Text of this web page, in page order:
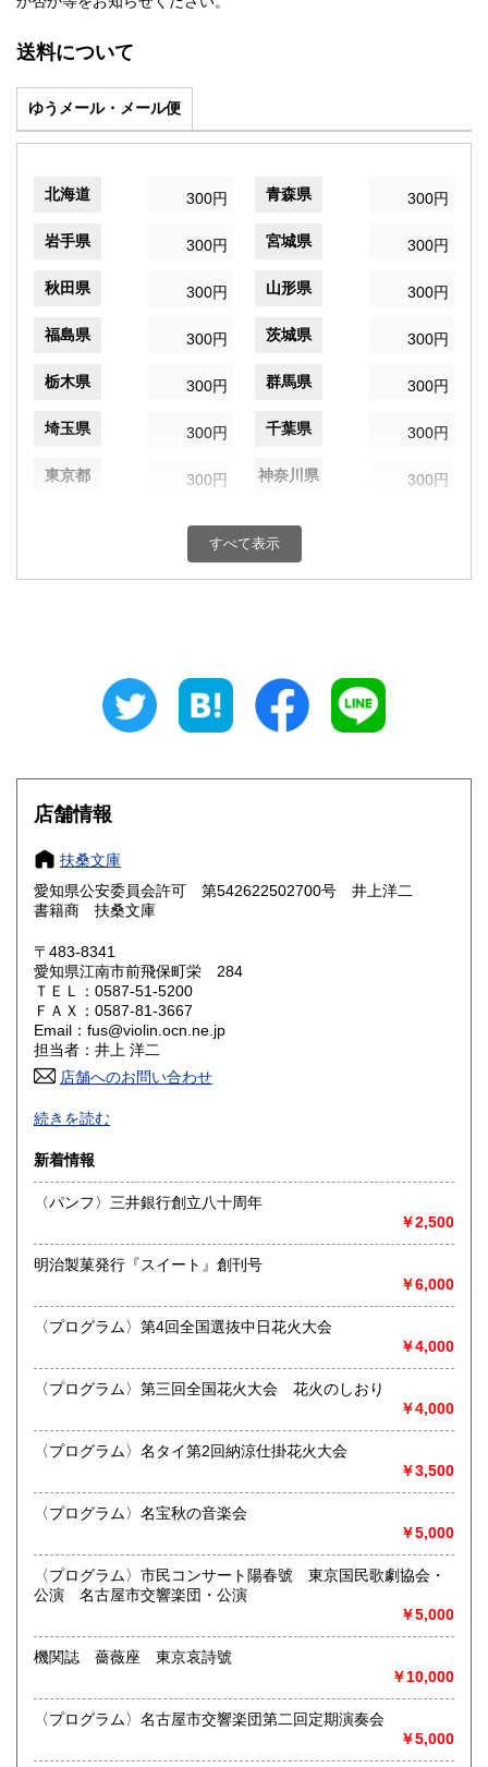
送料について
ゆうメール・メール便
北海道 300円 青森県 300円
岩手県 300円 宮城県 300円
秋田県 300円 山形県 300円
福島県 300円 茨城県 300円
栃木県 300円 群馬県 300円
埼玉県 300円 千葉県 300円
東京都 300円 神奈川県 300円
300円 富山県
300円 三重県
大阪府
奈良県
鳥取県 300円 島根県 300円
岡山県
山口県 300円
香川県 300円
高知県 300円
佐賀県
熊本県 300円 大分県 300円
300円
沖縄県 300円
すべて表示
店舗情報
扶桑文庫
愛知県公安委員会許可 第542622502700号 井上洋二
書籍商 扶桑文庫
〒483-8341
愛知県江南市前飛保町栄 284
ＴＥＬ：0587-51-5200
ＦＡＸ：0587-81-3667
Email：fus@violin.ocn.ne.jp
担当者：井上 洋二
店舗へのお問い合わせ
古文書、古地図、刷り物、一枚もの、絵葉書、鳥瞰図、近代
文献資料等を主体に扱っております。
沿線名：名鉄犬山線
最寄駅：江南駅下車
営業時間：10:00〜17:00
書籍の買取について
買取 買取専用フリーダイヤル 0120-006-229 (担当・
井上)
す。
御整理・御売却はお気軽に当店にご相談ください。
お電話、メール等でご連絡次第、即日に参上いたします。古
書買い取り、古本買い取り、大量大歓迎です。
特に古いもの全般(和本、古文書、紙物チラシ、郷土資料、地
図、宗教、芸能、美術、文学、雑誌等)に力を入れておりま
す。
又書画骨董品も別部門で取り扱いしておりますので引越し増
愛知県・岐阜県を中心に近県の方、日時打ち合わせの後、ご
訪問し、見積もり・買入をさせていただきます。
まずはお気軽にご連絡ください。
お品物を送料着払いでお送りいただければ、即日に評価しご
連絡ご送金いたします。
愛知県江南市前飛保町栄284 扶桑文庫 担当井
上
続きを読む
新着情報
〈パンフ〉三井銀行創立八十周年
￥2,500
明治製菓発行『スイート』創刊号
￥6,000
〈プログラム〉第4回全国選抜中日花火大会
￥4,000
〈プログラム〉第三回全国花火大会 花火のしおり
￥4,000
〈プログラム〉名タイ第2回納涼仕掛花火大会
￥3,500
〈プログラム〉名宝秋の音楽会
￥5,000
〈プログラム〉市民コンサート陽春號 東京国民歌劇協会・
公演 名古屋市交響楽団・公演
￥5,000
機関誌 薔薇座 東京哀詩號
￥10,000
〈プログラム〉名古屋市交響楽団第二回定期演奏会
￥5,000